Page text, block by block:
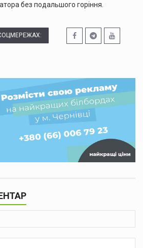
без подальшого горіння.